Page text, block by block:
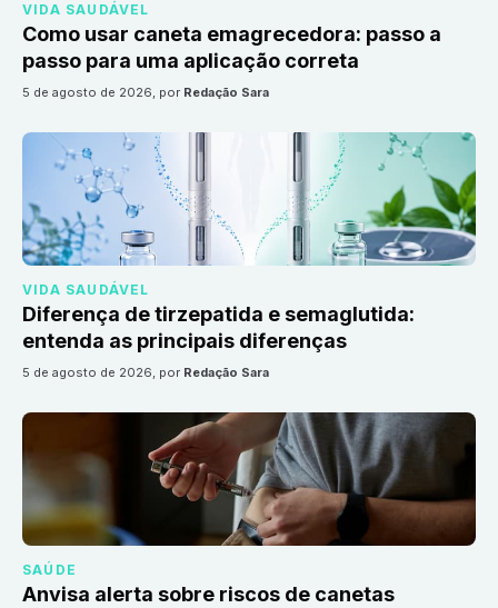
VIDA SAUDÁVEL
Como usar caneta emagrecedora: passo a
passo para uma aplicação correta
5 de agosto de 2026, por Redação Sara
VIDA SAUDÁVEL
Diferença de tirzepatida e semaglutida:
entenda as principais diferenças
5 de agosto de 2026, por Redação Sara
SAÚDE
Anvisa alerta sobre riscos de canetas